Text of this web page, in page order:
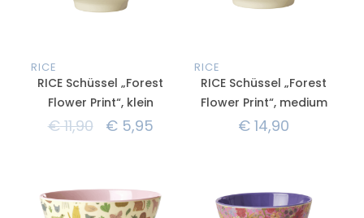
RICE
RICE Schüssel „Forest
Flower Print“, klein
€11,90 €5,95
RICE
RICE Schüssel „Forest
Flower Print“, medium
€ 14,90